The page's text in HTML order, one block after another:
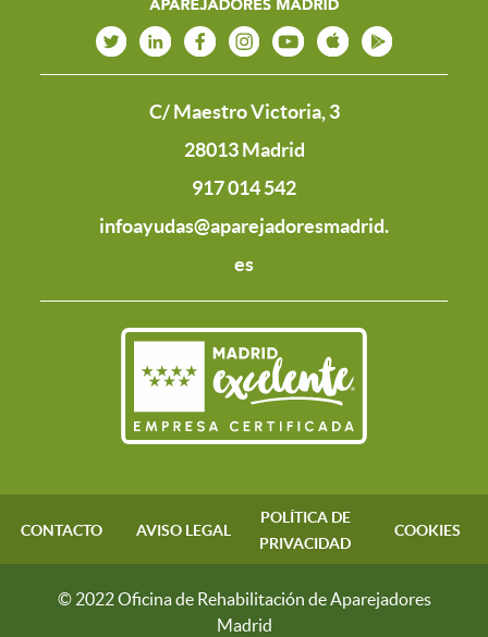
C/ Maestro Victoria, 3
28013 Madrid
917 014 542
infoayudas@aparejadoresmadrid.
es
CONTACTO AVISO LEGAL
POLÍTICA DE
PRIVACIDAD
COOKIES
© 2022 Oficina de Rehabilitación de Aparejadores
Madrid